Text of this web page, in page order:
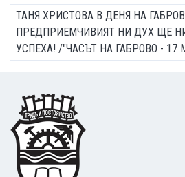
ТАНЯ ХРИСТОВА В ДЕНЯ НА
ПРЕДПРИЕМЧИВИЯТ НИ ДУХ ЩЕ
УСПЕХА! /"ЧАСЪТ НА ГАБРОВО - 17
Footer